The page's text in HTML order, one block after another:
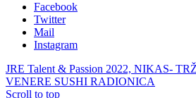
Facebook
Twitter
Mail
Instagram
JRE Talent & Passion 2022, NIKAS-
VENERE SUSHI RADIONICA
Scroll to top